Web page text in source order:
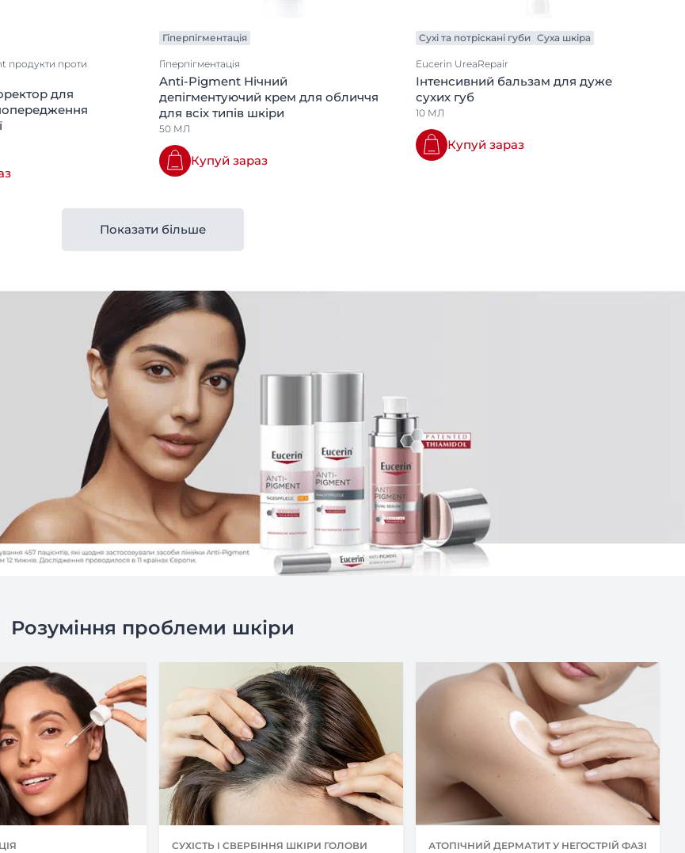
Hyaluron-Filler + Volume-Lift
Відновлює об'єм та
еластичність контурів
обличчя
UreaRepair для дуже сухої
шкіри
продукти проти
для
Гіперпігментація
Гіперпігментація
Anti-Pigment Нічний
депігментуючий крем для обличчя
для всіх типів шкіри
50 МЛ
Купуй зараз
Сухі та потріскані губи Суха шкіра
Eucerin UreaRepair
Інтенсивний бальзам для дуже
сухих губ
10 МЛ
Купуй зараз
Показати більше
Розуміння проблеми шкіри
СУХІСТЬ І СВЕРБІННЯ ШКІРИ ГОЛОВИ АТОПІЧНИЙ ДЕРМАТИТ У НЕГОСТРІЙ ФАЗІ